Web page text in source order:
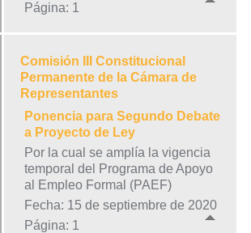
Página: 1
Comisión III Constitucional
Permanente de la Cámara de
Representantes
Ponencia para Segundo Debate
a Proyecto de Ley
Por la cual se amplía la vigencia
temporal del Programa de Apoyo
al Empleo Formal (PAEF)
Fecha: 15 de septiembre de 2020
Página: 1